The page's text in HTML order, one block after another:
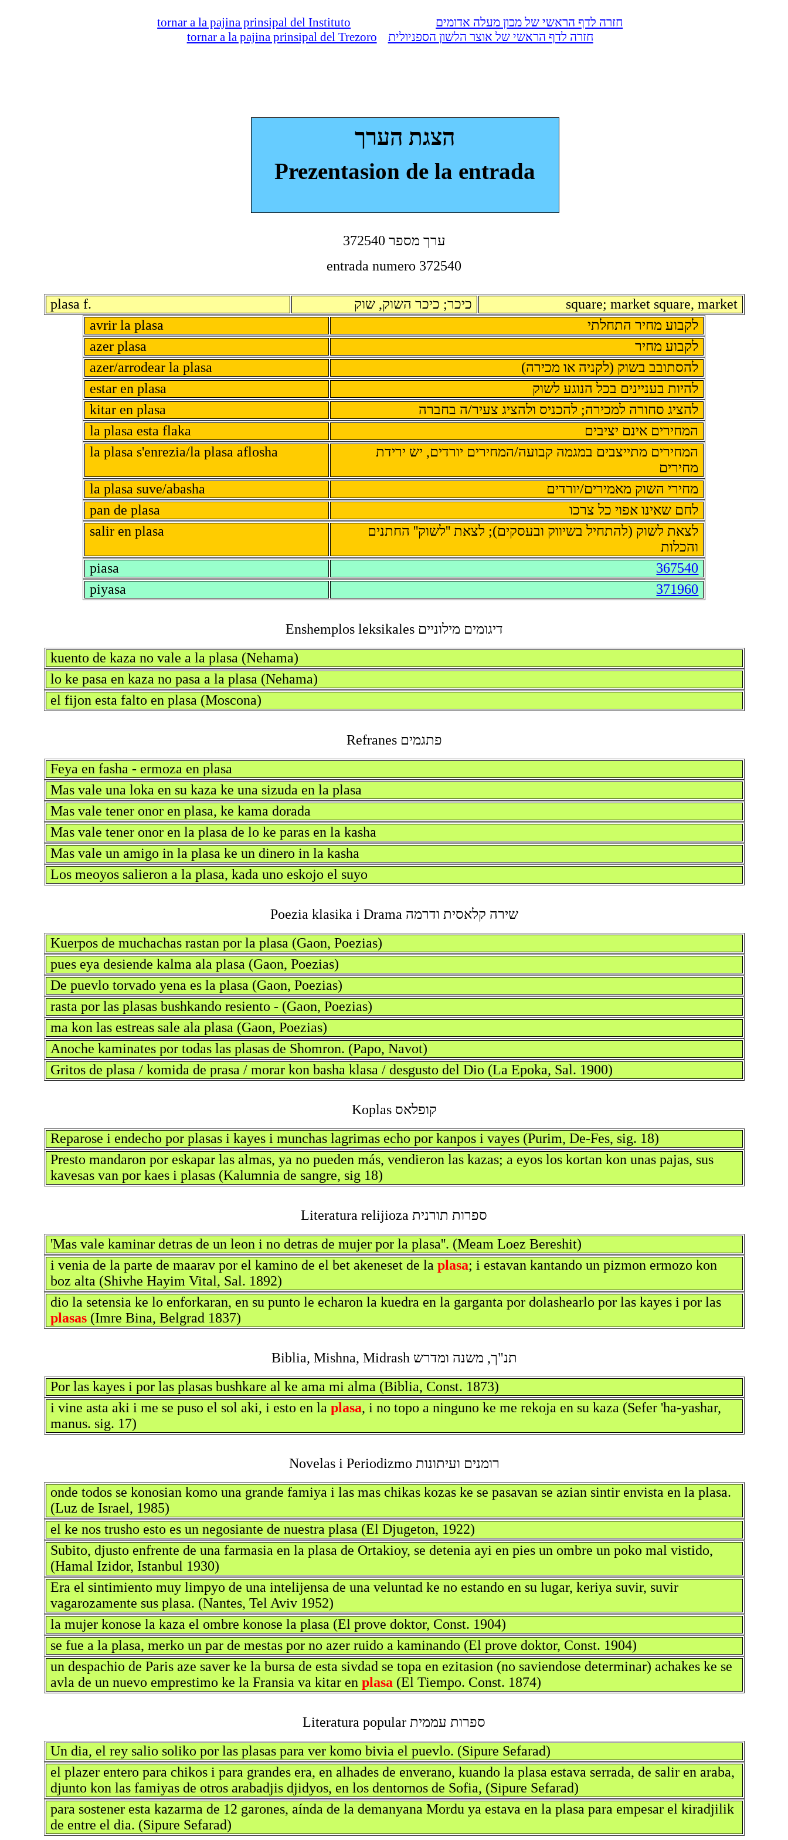
חזרה לדף הראשי של מכון מעלה אדומים
tornar a la pajina prinsipal del Instituto
חזרה לדף הראשי של אוצר הלשון הספניולית
tornar a la pajina prinsipal del Trezoro
הצגת הערך
Prezentasion de la entrada
372540 ערך מספר
entrada numero 372540
plasa f. כיכר; כיכר השוק, שוק
square; market square, market
avrir la plasa
לקבוע מחיר התחלתי
azer plasa
לקבוע מחיר
azer/arrodear la plasa
להסתובב בשוק (לקניה או מכירה)
estar en plasa
להיות בעניינים בכל הנוגע לשוק
kitar en plasa
להציג סחורה למכירה; להכניס ולהציג צעיר/ה בחברה
la plasa esta flaka
המחירים אינם יציבים
la plasa s'enrezia/la plasa aflosha
המחירים מתייצבים במגמה קבועה/המחירים יורדים, יש ירידת
מחירים
la plasa suve/abasha
מחירי השוק מאמירים/יורדים
pan de plasa
לחם שאינו אפוי כל צרכו
salir en plasa
לצאת לשוק (להתחיל בשיווק ובעסקים); לצאת ''לשוק'' החתנים
והכלות
piasa
367540
piyasa
371960
דיגומים מילוניים Enshemplos leksikales
kuento de kaza no vale a la plasa (Nehama)
lo ke pasa en kaza no pasa a la plasa (Nehama)
el fijon esta falto en plasa (Moscona)
פתגמים Refranes
Feya en fasha - ermoza en plasa
Mas vale una loka en su kaza ke una sizuda en la plasa
Mas vale tener onor en plasa, ke kama dorada
Mas vale tener onor en la plasa de lo ke paras en la kasha
Mas vale un amigo in la plasa ke un dinero in la kasha
Los meoyos salieron a la plasa, kada uno eskojo el suyo
שירה קלאסית ודרמה Poezia klasika i Drama
Kuerpos de muchachas rastan por la plasa (Gaon, Poezias)
pues eya desiende kalma ala plasa (Gaon, Poezias)
De puevlo torvado yena es la plasa (Gaon, Poezias)
rasta por las plasas bushkando resiento - (Gaon, Poezias)
ma kon las estreas sale ala plasa (Gaon, Poezias)
Anoche kaminates por todas las plasas de Shomron. (Papo, Navot)
Gritos de plasa / komida de prasa / morar kon basha klasa / desgusto del Dio (La Epoka, Sal. 1900)
קופלאס Koplas
Reparose i endecho por plasas i kayes i munchas lagrimas echo por kanpos i vayes (Purim, De-Fes, sig. 18)
Presto mandaron por eskapar las almas, ya no pueden más, vendieron las kazas; a eyos los kortan kon unas pajas, sus
kavesas van por kaes i plasas (Kalumnia de sangre, sig 18)
ספרות תורנית Literatura relijioza
'Mas vale kaminar detras de un leon i no detras de mujer por la plasa''. (Meam Loez Bereshit)
i venia de la parte de maarav por el kamino de el bet akeneset de laplasa; i estavan kantando un pizmon ermozo kon
boz alta (Shivhe Hayim Vital, Sal. 1892)
dio la setensia ke lo enforkaran, en su punto le echaron la kuedra en la garganta por dolashearlo por las kayes i por las
plasas (Imre Bina, Belgrad 1837)
תנ"ך, משנה ומדרש Biblia, Mishna, Midrash
Por las kayes i por las plasas bushkare al ke ama mi alma (Biblia, Const. 1873)
i vine asta aki i me se puso el sol aki, i esto en laplasa, i no topo a ninguno ke me rekoja en su kaza (Sefer 'ha-yashar,
manus. sig. 17)
רומנים ועיתונות Novelas i Periodizmo
onde todos se konosian komo una grande famiya i las mas chikas kozas ke se pasavan se azian sintir envista en la plasa.
(Luz de Israel, 1985)
el ke nos trusho esto es un negosiante de nuestra plasa (El Djugeton, 1922)
Subito, djusto enfrente de una farmasia en la plasa de Ortakioy, se detenia ayi en pies un ombre un poko mal vistido,
(Hamal Izidor, Istanbul 1930)
Era el sintimiento muy limpyo de una intelijensa de una veluntad ke no estando en su lugar, keriya suvir, suvir
vagarozamente sus plasa. (Nantes, Tel Aviv 1952)
la mujer konose la kaza el ombre konose la plasa (El prove doktor, Const. 1904)
se fue a la plasa, merko un par de mestas por no azer ruido a kaminando (El prove doktor, Const. 1904)
un despachio de Paris aze saver ke la bursa de esta sivdad se topa en ezitasion (no saviendose determinar) achakes ke se
avla de un nuevo emprestimo ke la Fransia va kitar enplasa (El Tiempo. Const. 1874)
ספרות עממית Literatura popular
Un dia, el rey salio soliko por las plasas para ver komo bivia el puevlo. (Sipure Sefarad)
el plazer entero para chikos i para grandes era, en alhades de enverano, kuando la plasa estava serrada, de salir en araba,
djunto kon las famiyas de otros arabadjis djidyos, en los dentornos de Sofia, (Sipure Sefarad)
para sostener esta kazarma de 12 garones, aínda de la demanyana Mordu ya estava en la plasa para empesar el kiradjilik
de entre el dia. (Sipure Sefarad)